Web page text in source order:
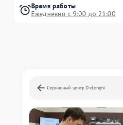
Время работы
Ежедневно с 9:00 до 21:00
Сервисный центр DeLonghi